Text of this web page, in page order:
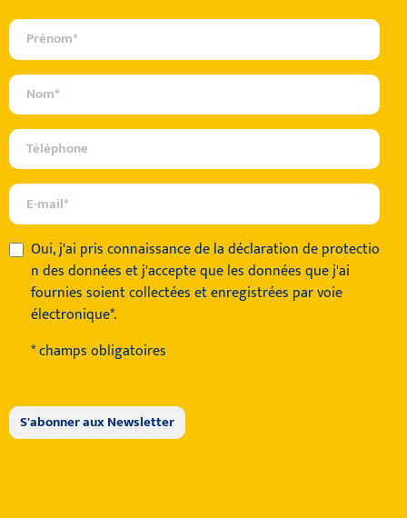
Oui, j'ai pris connaissance dela déclaration de protectio
n des donnéeset j'accepte que les données que j'ai
fournies soient collectées et enregistrées par voie
électronique*.
* champs obligatoires